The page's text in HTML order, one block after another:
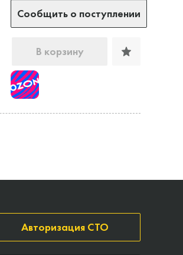
Сообщить о поступлении
В корзину
Авторизация СТО